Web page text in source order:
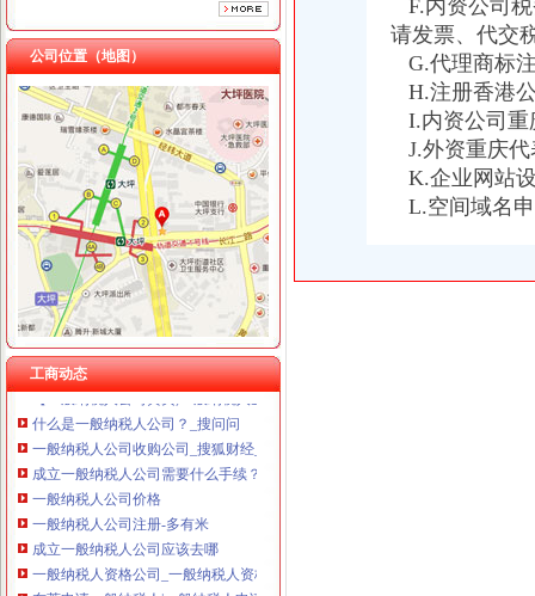
重庆三虹房地产营销策划有限公司
重庆宝鹰汽车销售有限公司
公司位置（地图）
工商动态
一般纳税人公司
一般纳税人-搜百科
一般纳税人公司新招聘信息-搜招聘全搜索
一般纳税人-搜百科
一般纳税人查询
一般纳税人公司新招聘信息-搜招聘全搜索
一般纳税人企业_公司详-阿里巴巴
一般纳税人_百度百科
【一般纳税人公司黄页,一般纳税人企业名录】_顺企网
什么是一般纳税人公司？_搜问问
一般纳税人公司收购公司_搜狐财经_搜狐网
成立一般纳税人公司需要什么手续？_百度知道
一般纳税人公司价格
一般纳税人公司注册-多有米
成立一般纳税人公司应该去哪
一般纳税人资格公司_一般纳税人资格厂家_公司黄页-阿里巴巴
东莞申请一般纳税人|一般纳税人申请|公司注册|注册公司|东莞一般纳税
F.内资公司
请发票、代交
G.代理商标
H.注册香港
I.内资公司重
J.外资重庆代
K.企业网站
L.空间域名